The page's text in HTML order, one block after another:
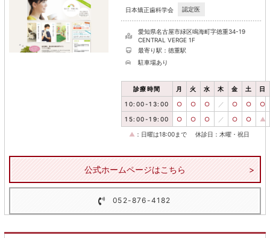
日本矯正歯科学会 認定医
愛知県名古屋市緑区鳴海町字徳重34-19
CENTRAL VERGE 1F
最寄り駅：徳重駅
駐車場あり
診療時間 月 火 水 木 金 土 日
10:00-13:00 ○ ○ ○ ／ ○ ○ ○
15:00-19:00 ○ ○ ○ ／ ○ ○ ▲
▲ ：日曜は18:00まで 休診日：木曜・祝日
公式ホームページはこちら
052-876-4182